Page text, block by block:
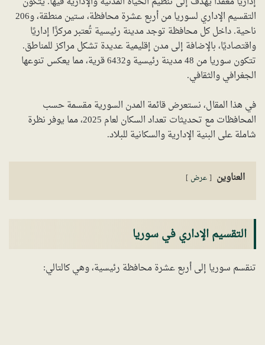
التقسيم الإداري لسوريا من أربع عشرة محافظة، ستين منطقة، و206
ناحية. داخل كل محافظة توجد مدينة رئيسية تُعتبر مركزًا إداريًا
واقتصاديًا، بالإضافة إلى مدن إقليمية عديدة تشكل مراكز للمناطق.
تتكون سوريا من 48 مدينة رئيسية و6432 قرية، مما يعكس تنوعها
الجغرافي والثقافي.
في هذا المقال، نستعرض قائمة المدن السورية مقسمة حسب
المحافظات مع تحديثات تعداد السكان لعام 2025، مما يوفر نظرة
شاملة على البنية الإدارية والسكانية للبلاد.
العناوين عرض
التقسيم الإداري في سوريا
تنقسم سوريا إلى أربع عشرة محافظة رئيسية، وهي كالتالي: